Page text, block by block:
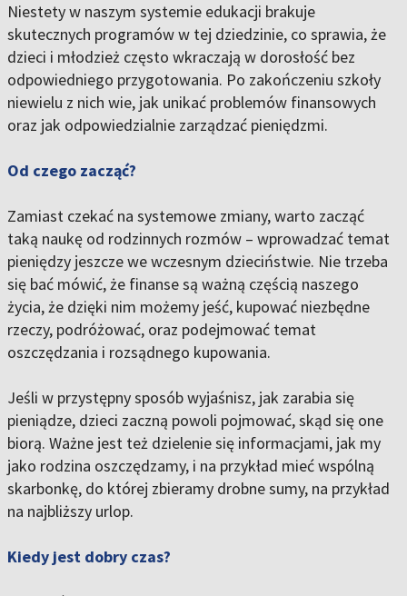
Niestety w naszym systemie edukacji brakuje
skutecznych programów w tej dziedzinie, co sprawia, że
dzieci i młodzież często wkraczają w dorosłość bez
odpowiedniego przygotowania. Po zakończeniu szkoły
niewielu z nich wie, jak unikać problemów finansowych
oraz jak odpowiedzialnie zarządzać pieniędzmi.
Od czego zacząć?
Zamiast czekać na systemowe zmiany, warto zacząć
taką naukę od rodzinnych rozmów – wprowadzać temat
pieniędzy jeszcze we wczesnym dzieciństwie. Nie trzeba
się bać mówić, że finanse są ważną częścią naszego
życia, że dzięki nim możemy jeść, kupować niezbędne
rzeczy, podróżować, oraz podejmować temat
oszczędzania i rozsądnego kupowania.
Jeśli w przystępny sposób wyjaśnisz, jak zarabia się
pieniądze, dzieci zaczną powoli pojmować, skąd się one
biorą. Ważne jest też dzielenie się informacjami, jak my
jako rodzina oszczędzamy, i na przykład mieć wspólną
skarbonkę, do której zbieramy drobne sumy, na przykład
na najbliższy urlop.
Kiedy jest dobry czas?